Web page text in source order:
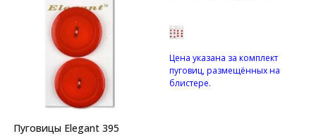
Пуговицы Elegant 395
Цена указана за комплект
пуговиц, размещённых на
блистере.